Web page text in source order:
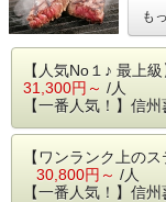
【信
① グ
③ 新
④ 季
⑤ 本
⑥ お
⑦ 信
可
も
【人気No１♪ 最上
31,300円～ /人
【一番人気！】信
【ワンランク上の
30,800円～ /人
【一番人気！】信